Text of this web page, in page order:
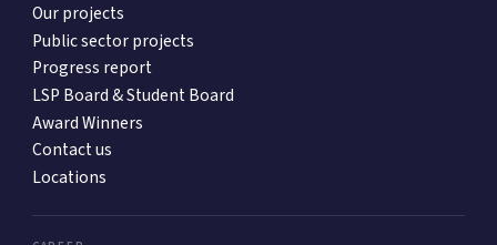
Our projects
Public sector projects
Progress report
LSP Board & Student Board
Award Winners
Contact us
Locations